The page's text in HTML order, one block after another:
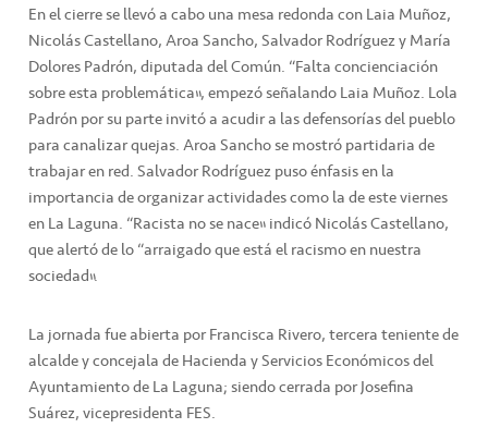
En el cierre se llevó a cabo una mesa redonda con Laia Muñoz,
Nicolás Castellano, Aroa Sancho, Salvador Rodríguez y María
Dolores Padrón, diputada del Común. “Falta concienciación
sobre esta problemática”, empezó señalando Laia Muñoz. Lola
Padrón por su parte invitó a acudir a las defensorías del pueblo
para canalizar quejas. Aroa Sancho se mostró partidaria de
trabajar en red. Salvador Rodríguez puso énfasis en la
importancia de organizar actividades como la de este viernes
en La Laguna. “Racista no se nace” indicó Nicolás Castellano,
que alertó de lo “arraigado que está el racismo en nuestra
sociedad”.
La jornada fue abierta por Francisca Rivero, tercera teniente de
alcalde y concejala de Hacienda y Servicios Económicos del
Ayuntamiento de La Laguna; siendo cerrada por Josefina
Suárez, vicepresidenta FES.